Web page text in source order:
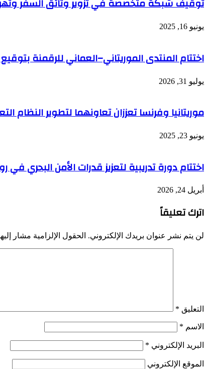
توقيف شبكة متخصصة في تزوير وثائق السفر
يونيو 16, 2025
اختتام المنتدى الموريتاني–العماني للرقمنة
يوليو 31, 2026
موريتانيا وفرنسا تعززان تعاونهما لتطوير النظام
يونيو 23, 2025
اختتام دورة تدريبية لتعزيز قدرات الأمن البحري في
أبريل 24, 2026
اترك تعليقاً
لن يتم نشر عنوان بريدك الإلكتروني. الحقول الإلزامية مشار
التعليق *
الاسم *
البريد الإلكتروني *
الموقع الإلكتروني